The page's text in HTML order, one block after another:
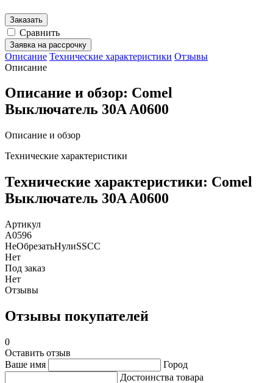
Заказать
Сравнить
Заявка на рассрочку
Описание Технические характеристики Отзывы
Описание
Описание и обзор: Comel
Выключатель 30A A0600
Описание и обзор
Технические характеристики
Технические характеристики: Comel
Выключатель 30A A0600
Артикул
A0596
НеОбрезатьНулиSSCC
Нет
Под заказ
Нет
Отзывы
Отзывы покупателей
0
Оставить отзыв
Ваше имя
Город
Достоинства товара